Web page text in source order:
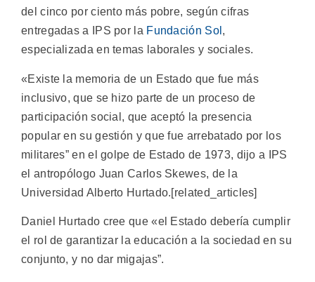
del cinco por ciento más pobre, según cifras
entregadas a IPS por la Fundación Sol ,
especializada en temas laborales y sociales.
«Existe la memoria de un Estado que fue más
inclusivo, que se hizo parte de un proceso de
participación social, que aceptó la presencia
popular en su gestión y que fue arrebatado por los
militares” en el golpe de Estado de 1973, dijo a IPS
el antropólogo Juan Carlos Skewes, de la
Universidad Alberto Hurtado.[related_articles]
Daniel Hurtado cree que «el Estado debería cumplir
el rol de garantizar la educación a la sociedad en su
conjunto, y no dar migajas”.